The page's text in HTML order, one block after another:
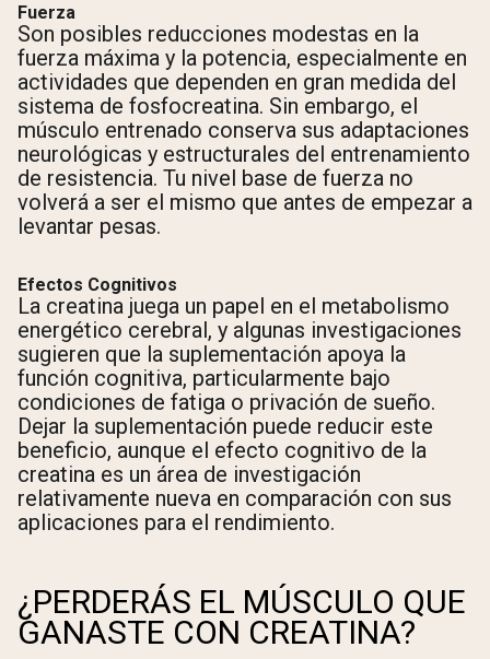
Fuerza
Son posibles reducciones modestas en la
fuerza máxima y la potencia, especialmente en
actividades que dependen en gran medida del
sistema de fosfocreatina. Sin embargo, el
músculo entrenado conserva sus adaptaciones
neurológicas y estructurales del entrenamiento
de resistencia. Tu nivel base de fuerza no
volverá a ser el mismo que antes de empezar a
levantar pesas.
Efectos Cognitivos
La creatina juega un papel en el metabolismo
energético cerebral, y algunas investigaciones
sugieren que la suplementación apoya la
función cognitiva, particularmente bajo
condiciones de fatiga o privación de sueño.
Dejar la suplementación puede reducir este
beneficio, aunque el efecto cognitivo de la
creatina es un área de investigación
relativamente nueva en comparación con sus
aplicaciones para el rendimiento.
¿PERDERÁS EL MÚSCULO QUE
GANASTE CON CREATINA?